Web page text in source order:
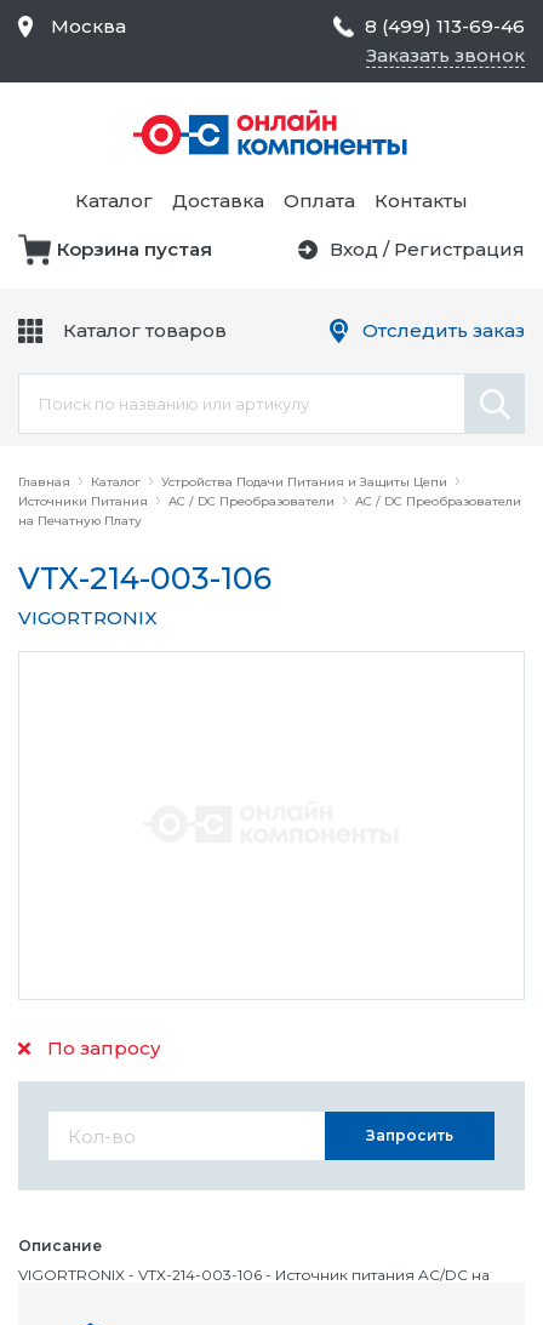
Главная Каталог
Устройства Подачи Питания и Защиты Цепи
Источники Питания
AC / DC Преобразователи
AC / DC Преобразователи
на Печатную Плату
VTX-214-003-106
VIGORTRONIX
По запросу
Описание
VIGORTRONIX - VTX-214-003-106 - Источник питания AC/DC на
Запросить
Москва
8 (499) 113-69-46
Заказать звонок
Каталог Доставка Оплата Контакты
Корзина пустая Вход / Регистрация
Каталог товаров
Средства Контроля
Статического
Электричества и
Безопасности,
Товары для Чистых
Цепи
Оборудование
Отследить заказ